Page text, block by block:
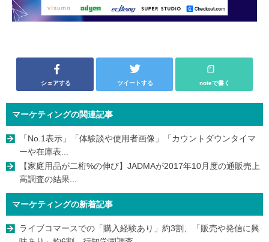
シェアする ツイートする noteで書く
マーケティングの関連記事
「No.1表示」「体験談や使用者画像」「カウントダウンタイマ
ーや在庫表...
【家庭用品が二桁%の伸び】JADMAが2017年10月度の通販売上
高調査の結果...
マーケティングの新着記事
ライブコマースでの「購入経験あり」約3割、「販売や発信に興